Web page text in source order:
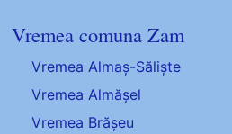
Vremea comuna Zam
Vremea Almaș-Săliște
Vremea Almășel
Vremea Brășeu